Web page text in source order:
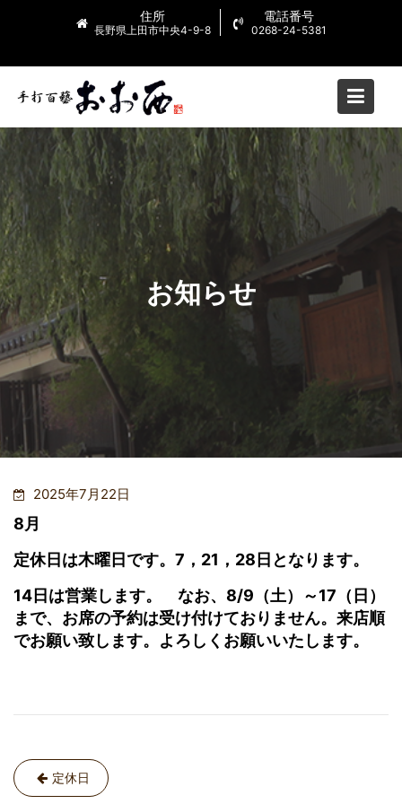
住所
長野県上田市中央4-9-8
電話番号
0268-24-5381
お知らせ
2025年7月22日
8月
定休日は木曜日です。7，21，28日となります。
14日は営業します。 なお、8/9（土）～17（日）
まで、お席の予約は受け付けておりません。来店順
でお願い致します。よろしくお願いいたします。
投
定休日